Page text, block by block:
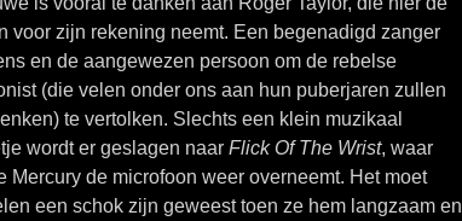
voor zijn rekening neemt. Een begenadigd zanger
en de aangewezen persoon om de rebelse
(die velen onder ons aan hun puberjaren zullen
te vertolken. Slechts een klein muzikaal
wordt er geslagen naar Flick Of The Wrist, waar
Mercury de microfoon weer overneemt. Het moet
een schok zijn geweest toen ze hem langzaam en